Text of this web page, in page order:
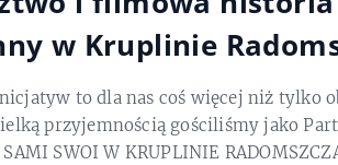
w Kruplinie
to dla nas coś więcej niż tylko
przyjemnością gościliśmy jako
SAMI SWOI W KRUPLINIE